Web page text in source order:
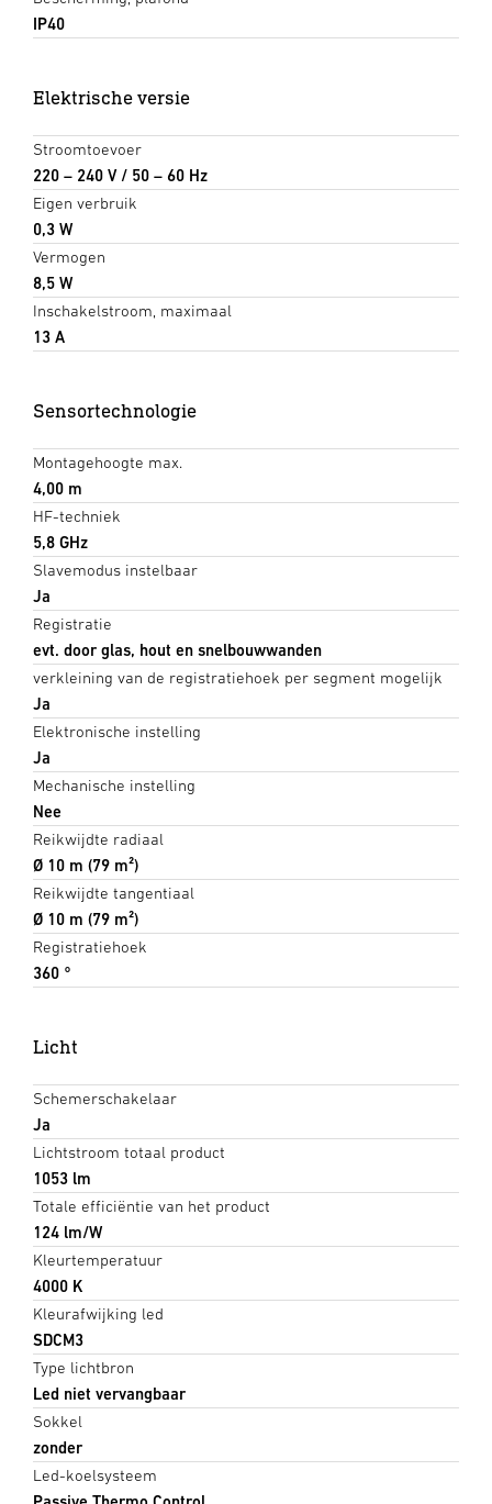
IP40
Elektrische versie
Stroomtoevoer
220 – 240 V / 50 – 60 Hz
Eigen verbruik
0,3 W
Vermogen
8,5 W
Inschakelstroom, maximaal
13 A
Sensortechnologie
Montagehoogte max.
4,00 m
HF-techniek
5,8 GHz
Slavemodus instelbaar
Ja
Registratie
evt. door glas, hout en snelbouwwanden
verkleining van de registratiehoek per segment mogelijk
Ja
Elektronische instelling
Ja
Mechanische instelling
Nee
Reikwijdte radiaal
Ø 10 m (79 m²)
Reikwijdte tangentiaal
Ø 10 m (79 m²)
Registratiehoek
360 °
Licht
Schemerschakelaar
Ja
Lichtstroom totaal product
1053 lm
Totale efficiëntie van het product
124 lm/W
Kleurtemperatuur
4000 K
Kleurafwijking led
SDCM3
Type lichtbron
Led niet vervangbaar
Sokkel
zonder
Led-koelsysteem